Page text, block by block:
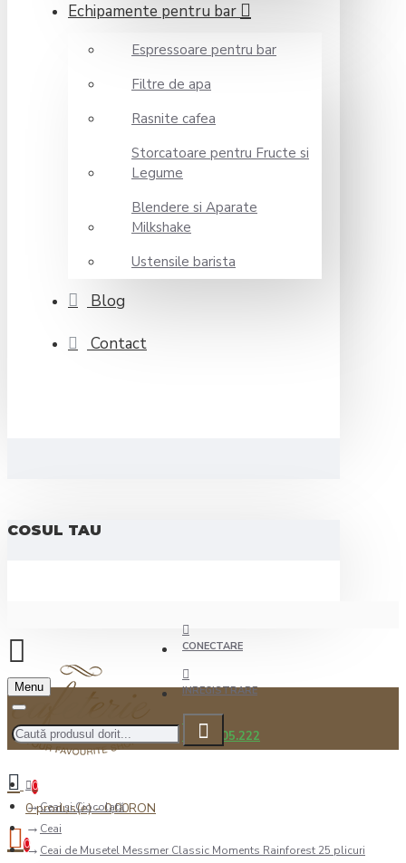
Echipamente pentru bar
Espressoare pentru bar
Filtre de apa
Rasnite cafea
Storcatoare pentru Fructe si
Legume
Blendere si Aparate
Milkshake
Ustensile barista
Blog
Contact
COSUL TAU
CONECTARE
INREGISTRARE
0722.505.222
Menu
0
0 produs(e) - 0,00RON
0
Ceai şi Ciocolată
Ceai
Ceai de Musetel Messmer Classic Moments Rainforest 25 plicuri